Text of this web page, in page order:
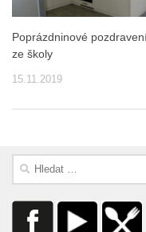
Poprázdninové
ze školy
15.11.2019
Vyhledávání